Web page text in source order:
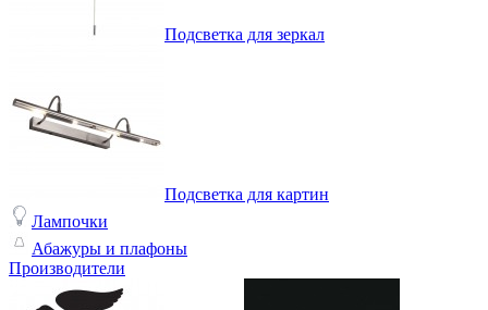
Подсветка для зеркал
Подсветка для картин
Лампочки
Абажуры и плафоны
Производители